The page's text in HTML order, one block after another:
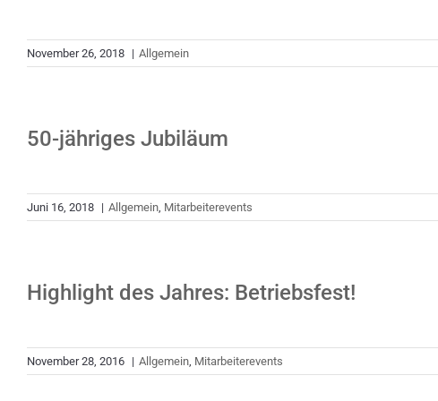
November 26, 2018 | Allgemein
50-jähriges Jubiläum
Juni 16, 2018 | Allgemein, Mitarbeiterevents
Highlight des Jahres: Betriebsfest!
November 28, 2016 | Allgemein, Mitarbeiterevents